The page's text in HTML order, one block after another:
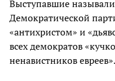
Выступавшие
Демократической
«антихристом» и
всех демократов
ненавистников евреев».